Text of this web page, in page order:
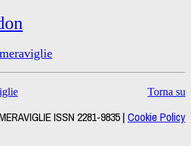
Torna su
ISSN 2281-9835 | Cookie Policy